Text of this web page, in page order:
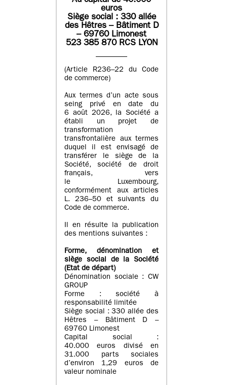
euros
Siège social : 330 allée
des Hêtres – Bâtiment D
– 69760 Limonest
523 385 870 RCS LYON
(Article R236–22 du Code
de commerce)
Aux termes d’un acte sous
seing privé en date du
6 août 2026, la Société a
établi un projet de
transformation
transfrontalière aux termes
duquel il est envisagé de
transférer le siège de la
Société, société de droit
français, vers
le Luxembourg,
conformément aux articles
L. 236–50 et suivants du
Code de commerce.
Il en résulte la publication
des mentions suivantes :
Forme, dénomination et
siège social de la Société
(Etatde départ)
Dénomination sociale : CW
GROUP
Forme : société à
responsabilité limitée
Siège social : 330 allée des
Hêtres – Bâtiment D –
69760 Limonest
Capital social :
40.000 euros divisé en
31.000 parts sociales
d’environ 1,29 euros de
valeur nominale